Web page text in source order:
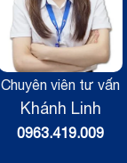
Chuyên viên tư vấn
Khánh Linh
0963.419.009